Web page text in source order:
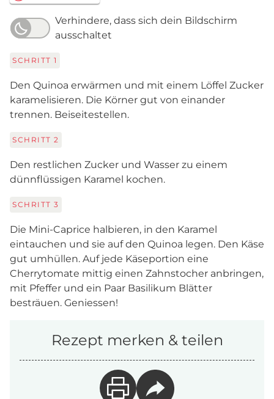
Verhindere, dass sich dein Bildschirm
ausschaltet
SCHRITT 1
Den Quinoa erwärmen und mit einem Löffel Zucker
karamelisieren. Die Körner gut von einander
trennen. Beiseitestellen.
SCHRITT 2
Den restlichen Zucker und Wasser zu einem
dünnflüssigen Karamel kochen.
SCHRITT 3
Die Mini-Caprice halbieren, in den Karamel
eintauchen und sie auf den Quinoa legen. Den Käse
gut umhüllen. Auf jede Käseportion eine
Cherrytomate mittig einen Zahnstocher anbringen,
mit Pfeffer und ein Paar Basilikum Blätter
besträuen. Geniessen!
Rezept merken & teilen